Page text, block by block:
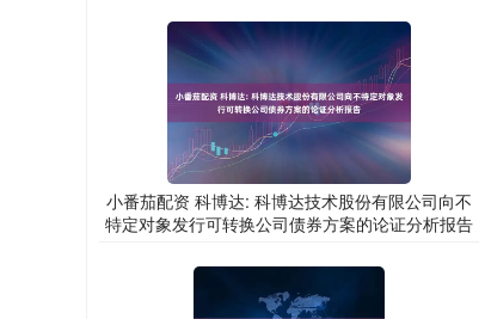
小番茄配资 科博达: 科博达技术股份有限公司向不
特定对象发行可转换公司债券方案的论证分析报告